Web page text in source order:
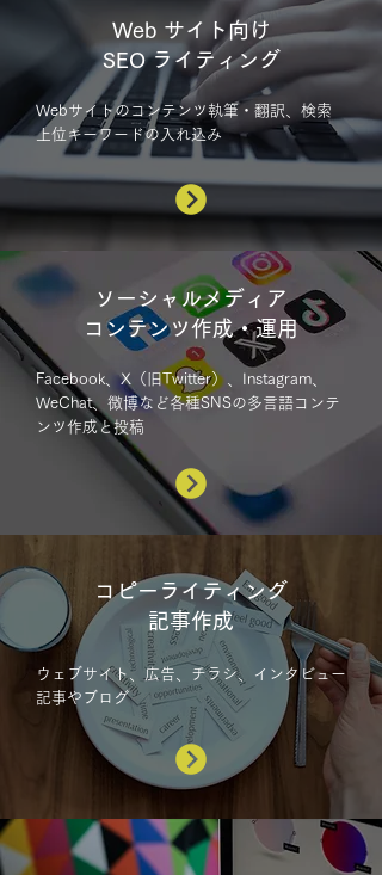
​Web サイト向け
SEO ライティング
Webサイトのコンテンツ執筆・翻訳、検索
上位キーワードの入れ込み
ソーシャルメディア
コンテンツ作成・運用
Facebook、X（旧Twitter）、Instagram、
WeChat、微博など各種SNSの多言語コンテ
ンツ作成と投稿
コピーライティング
記事作成
ウェブサイト、広告、チラシ、インタビュー
記事やブログ